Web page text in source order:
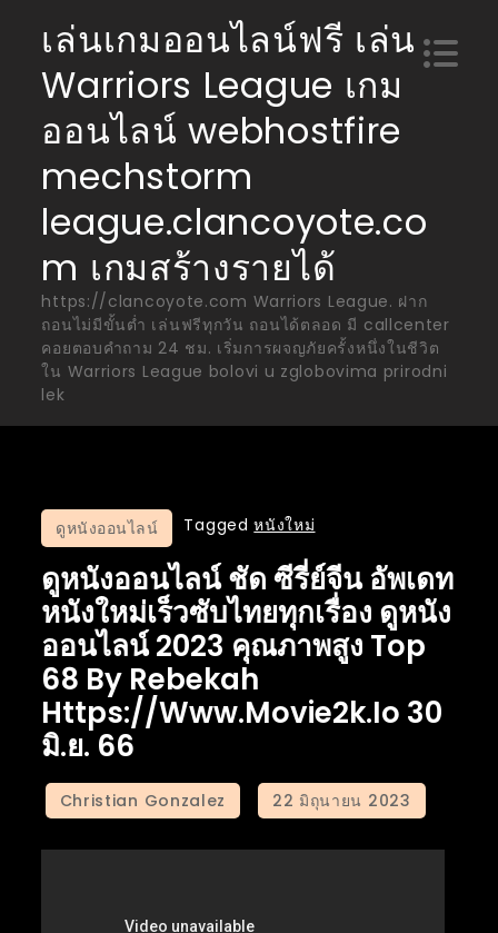
content
เล่นเกมออนไลน์ฟรี เล่น
Warriors League เกม
ออนไลน์ webhostfire
mechstorm
league.clancoyote.co
m เกมสร้างรายได้
https://clancoyote.com Warriors League. ฝาก
ถอนไม่มีขั้นต่ำ เล่นฟรีทุกวัน ถอนได้ตลอด มี callcenter
คอยตอบคำถาม 24 ชม. เริ่มการผจญภัยครั้งหนึ่งในชีวิต
ใน Warriors League bolovi u zglobovima prirodni
lek
ดูหนังออนไลน์ Taggedหนังใหม่
ดูหนังออนไลน์ ชัด ซีรี่ย์จีน อัพเดท
หนังใหม่เร็วซับไทยทุกเรื่อง ดูหนัง
ออนไลน์ 2023 คุณภาพสูง Top
68 By Rebekah
Https://www.movie2k.io 30
มิ.ย. 66